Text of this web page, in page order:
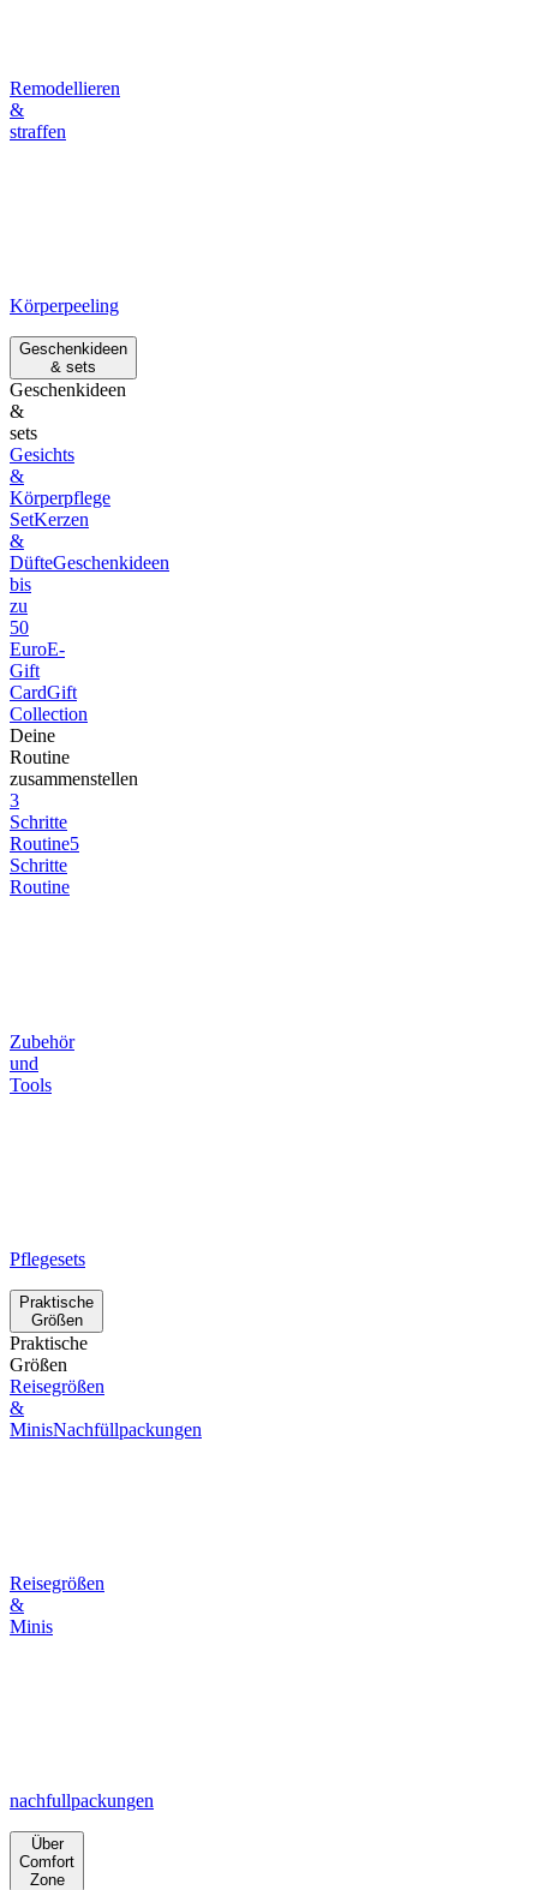
Remodellieren
&
straffen
Körperpeeling
Geschenkideen
& sets
Geschenkideen
&
sets
Gesichts
&
Körperpflege
SetKerzen
&
DüfteGeschenkideen
bis
zu
50
EuroE-
Gift
CardGift
Collection
Deine
Routine
zusammenstellen
3
Schritte
Routine5
Schritte
Routine
Zubehör
und
Tools
Pflegesets
Praktische
Größen
Praktische
Größen
Reisegrößen
&
MinisNachfüllpackungen
Reisegrößen
&
Minis
nachfullpackungen
Über
Comfort
Zone